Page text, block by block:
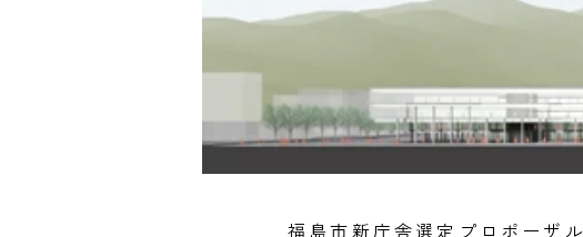
福島市新庁舎選定プロポーザル